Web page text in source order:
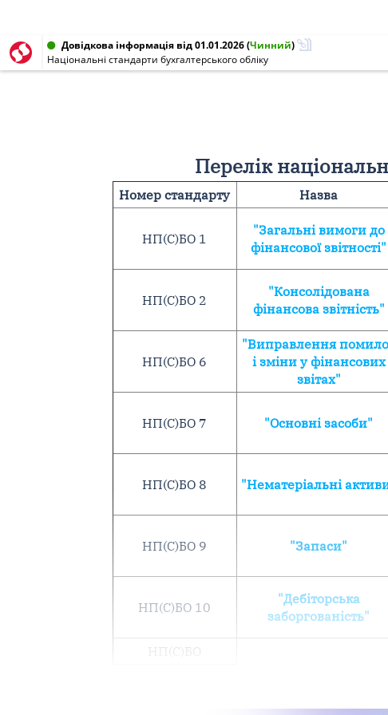
Довідкова інформація від 01.01.2026(Чинний)
Національні стандарти бухгалтерського обліку
Перелік
Номер стандарту Назва
НП(С)БО 1
"Загальні вимоги до
фінансової звітності"
НП(С)БО 2
"Консолідована
фінансова звітність"
НП(С)БО 6
"Виправлення
і зміни у фінансових
звітах"
НП(С)БО 7 "Основні засоби"
НП(С)БО 8 "Нематеріальні
НП(С)БО 9 "Запаси"
НП(С)БО 10
"Дебіторська
заборгованість"
НП(С)БО